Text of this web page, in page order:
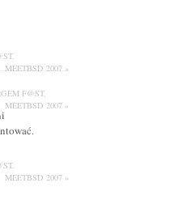
MEETBSD 2007 »
F@ST.
MEETBSD 2007 »
MEETBSD 2007 »